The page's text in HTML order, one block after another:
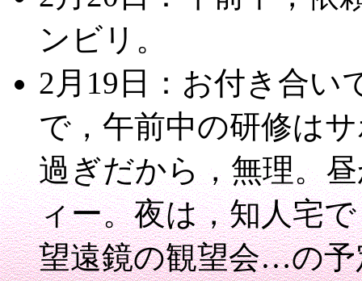
ンビリ。
2月19日：お付き合い
で，午前中の研修は
過ぎだから，無理。
ィー。夜は，知人宅
望遠鏡の観望会…の